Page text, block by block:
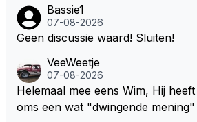
jke gewichtsvermindering mee
en om de autos kleiner en smaller te
er echte raceauto's te zien zodat
gkomt naar de F1 die inmiddels
Monaco. Naar verluid hebben ze
en euro voor af mogen tikken. Wat daarbij me nog h
ddelpers en de RTL Boulevards
uitermate belangrijke nieuws
Bassie1
07-08-2026
Geen discussie waard! Sluiten!
VeeWeetje
07-08-2026
Helemaal mee eens Wim, Hij heeft net als Olav Mol s
oms een wat "dwingende